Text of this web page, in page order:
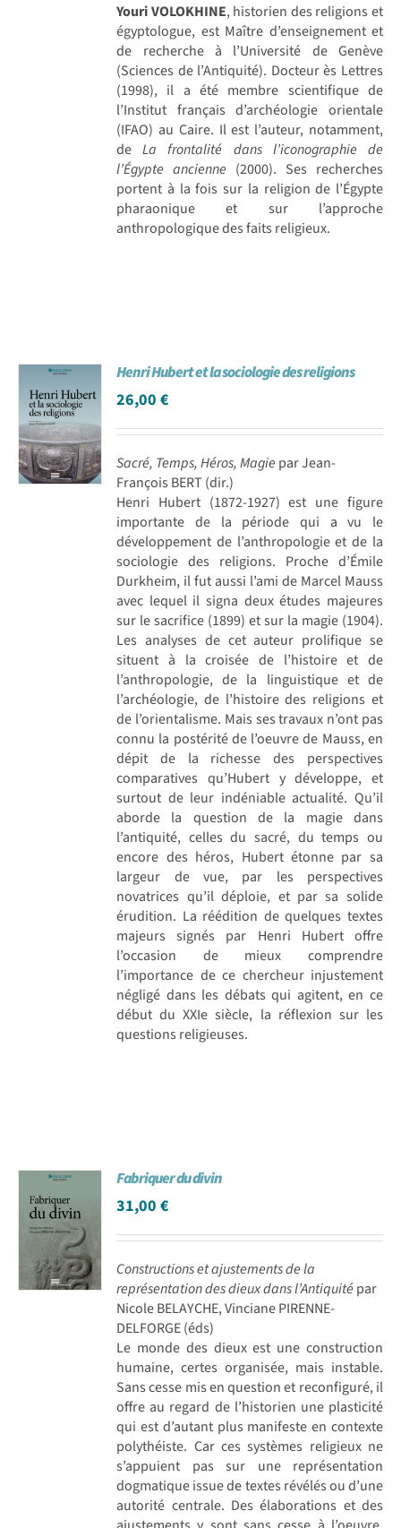
Youri VOLOKHINE, historien des religions et
égyptologue, est Maître d’enseignement et
de recherche à l’Université de Genève
(Sciences de l’Antiquité). Docteur ès Lettres
(1998), il a été membre scientifique de
l’Institut français d’archéologie orientale
(IFAO) au Caire. Il est l’auteur, notamment,
deLa frontalité dans l’iconographie de
l’Égypte ancienne (2000). Ses recherches
portent à la fois sur la religion de l’Égypte
pharaonique et sur l’approche
anthropologique des faits religieux.
Henri Hubert et la sociologie des religions
26,00€
Sacré, Temps, Héros, Magie par Jean-
François BERT (dir.)
Henri Hubert (1872-1927) est une figure
importante de la période qui a vu le
développement de l’anthropologie et de la
sociologie des religions. Proche d’Émile
Durkheim, il fut aussi l’ami de Marcel Mauss
avec lequel il signa deux études majeures
sur le sacrifice (1899) et sur la magie (1904).
Les analyses de cet auteur prolifique se
situent à la croisée de l’histoire et de
l’anthropologie, de la linguistique et de
l’archéologie, de l’histoire des religions et
de l’orientalisme. Mais ses travaux n’ont pas
connu la postérité de l’oeuvre de Mauss, en
dépit de la richesse des perspectives
comparatives qu’Hubert y développe, et
surtout de leur indéniable actualité. Qu’il
aborde la question de la magie dans
l’antiquité, celles du sacré, du temps ou
encore des héros, Hubert étonne par sa
largeur de vue, par les perspectives
novatrices qu’il déploie, et par sa solide
érudition. La réédition de quelques textes
majeurs signés par Henri Hubert offre
l’occasion de mieux comprendre
l’importance de ce chercheur injustement
négligé dans les débats qui agitent, en ce
début du XXIe siècle, la réflexion sur les
questions religieuses.
Fabriquer du divin
31,00€
Constructions et ajustements de la
représentation des dieux dans l’Antiquitépar
Nicole BELAYCHE, Vinciane PIRENNE-
DELFORGE (éds)
Le monde des dieux est une construction
humaine, certes organisée, mais instable.
Sans cesse mis en question et reconfiguré, il
offre au regard de l’historien une plasticité
qui est d’autant plus manifeste en contexte
polythéiste. Car ces systèmes religieux ne
s’appuient pas sur une représentation
dogmatique issue de textes révélés ou d’une
autorité centrale. Des élaborations et des